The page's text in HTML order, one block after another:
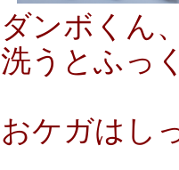
ダンボくん
洗うとふっ
おケガはし